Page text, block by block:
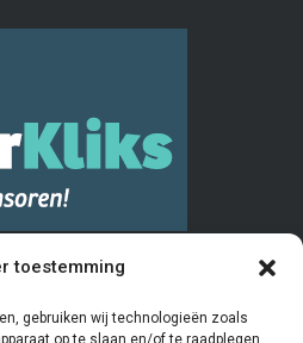
toestemming
gebruiken wij technologieën zoals
op te slaan en/of te raadplegen.
via het invullen en opsturen van